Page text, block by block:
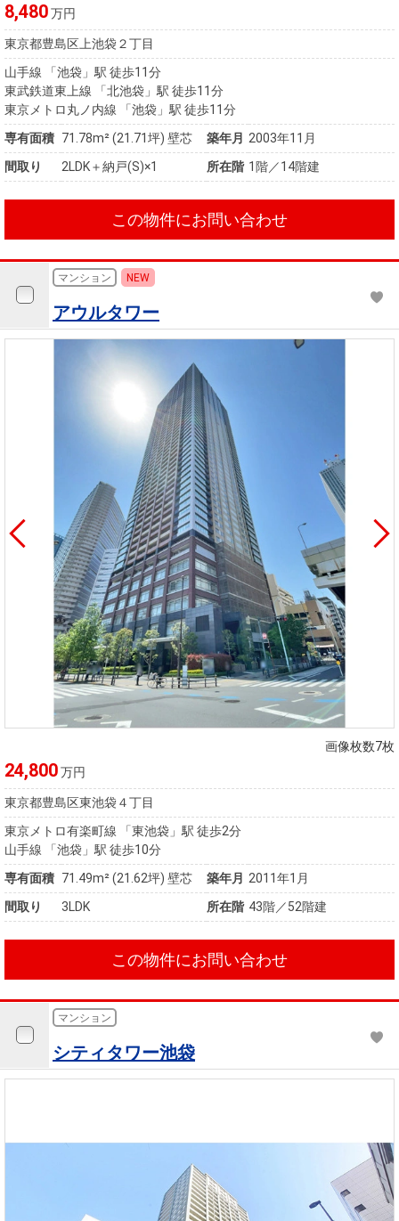
8,480万円
東京都豊島区上池袋２丁目
山手線 「池袋」駅 徒歩11分
東武鉄道東上線 「北池袋」駅 徒歩11分
東京メトロ丸ノ内線 「池袋」駅 徒歩11分
専有面積 71.78m²(21.71坪) 壁芯 築年月 2003年11月
間取り
2LDK＋納戸(S)×1 所在階 1階／14階建
この物件にお問い合わせ
マンション NEW
アウルタワー
画像枚数7枚
24,800万円
東京都豊島区東池袋４丁目
東京メトロ有楽町線 「東池袋」駅 徒歩2分
山手線 「池袋」駅 徒歩10分
専有面積 71.49m²(21.62坪) 壁芯 築年月 2011年1月
間取り
3LDK 所在階 43階／52階建
この物件にお問い合わせ
マンション
シティタワー池袋